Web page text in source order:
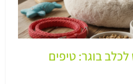
בוגר: טיפים